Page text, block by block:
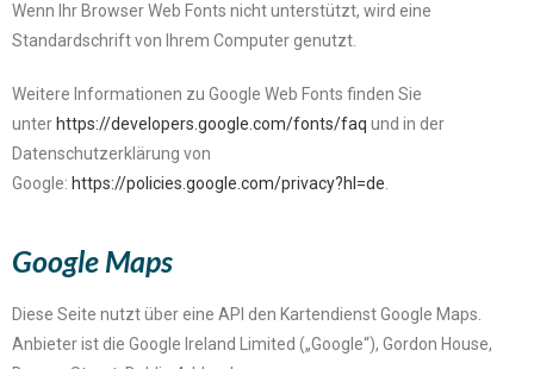
Wenn Ihr Browser Web Fonts nicht unterstützt, wird eine
Standardschrift von Ihrem Computer genutzt.
Weitere Informationen zu Google Web Fonts finden Sie
unter https://developers.google.com/fonts/faq und in der
Datenschutzerklärung von
Google: https://policies.google.com/privacy?hl=de
Google Maps
Diese Seite nutzt über eine API den Kartendienst Google Maps.
Anbieter ist die Google Ireland Limited („Google“), Gordon House,